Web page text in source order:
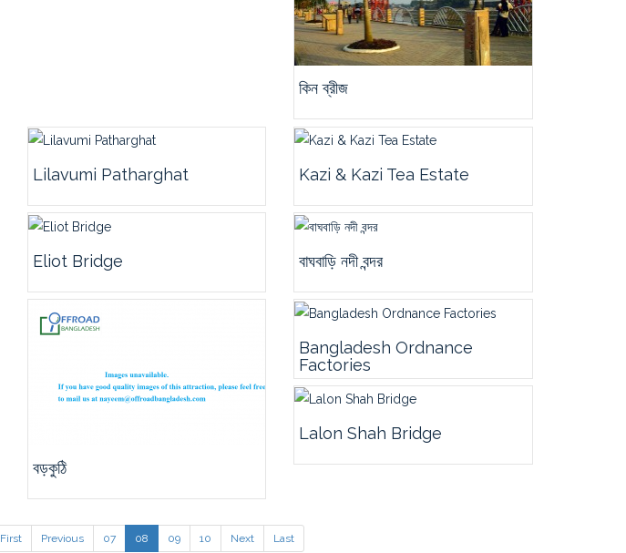
কিন ব্রীজ
Lilavumi Patharghat Kazi & Kazi Tea Estate
Eliot Bridge বাঘবাড়ি নদী বন্দর
বড়কুঠি
Bangladesh Ordnance
Factories
Lalon Shah Bridge
First Previous 07 08 09 10 Next Last